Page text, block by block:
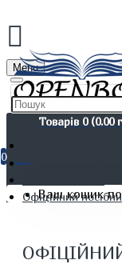
Menu
Товарів 0 (0.00
0
Ваш кошик
Не художня
Офіційний